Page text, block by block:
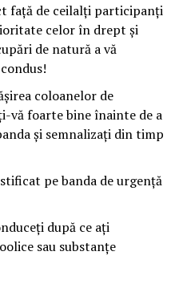
față de ceilalți participanți
celor în drept și
de natură a vă
coloanelor de
vă foarte bine înainte de a
și semnalizați din timp
pe banda de urgență
după ce ați
sau substanțe